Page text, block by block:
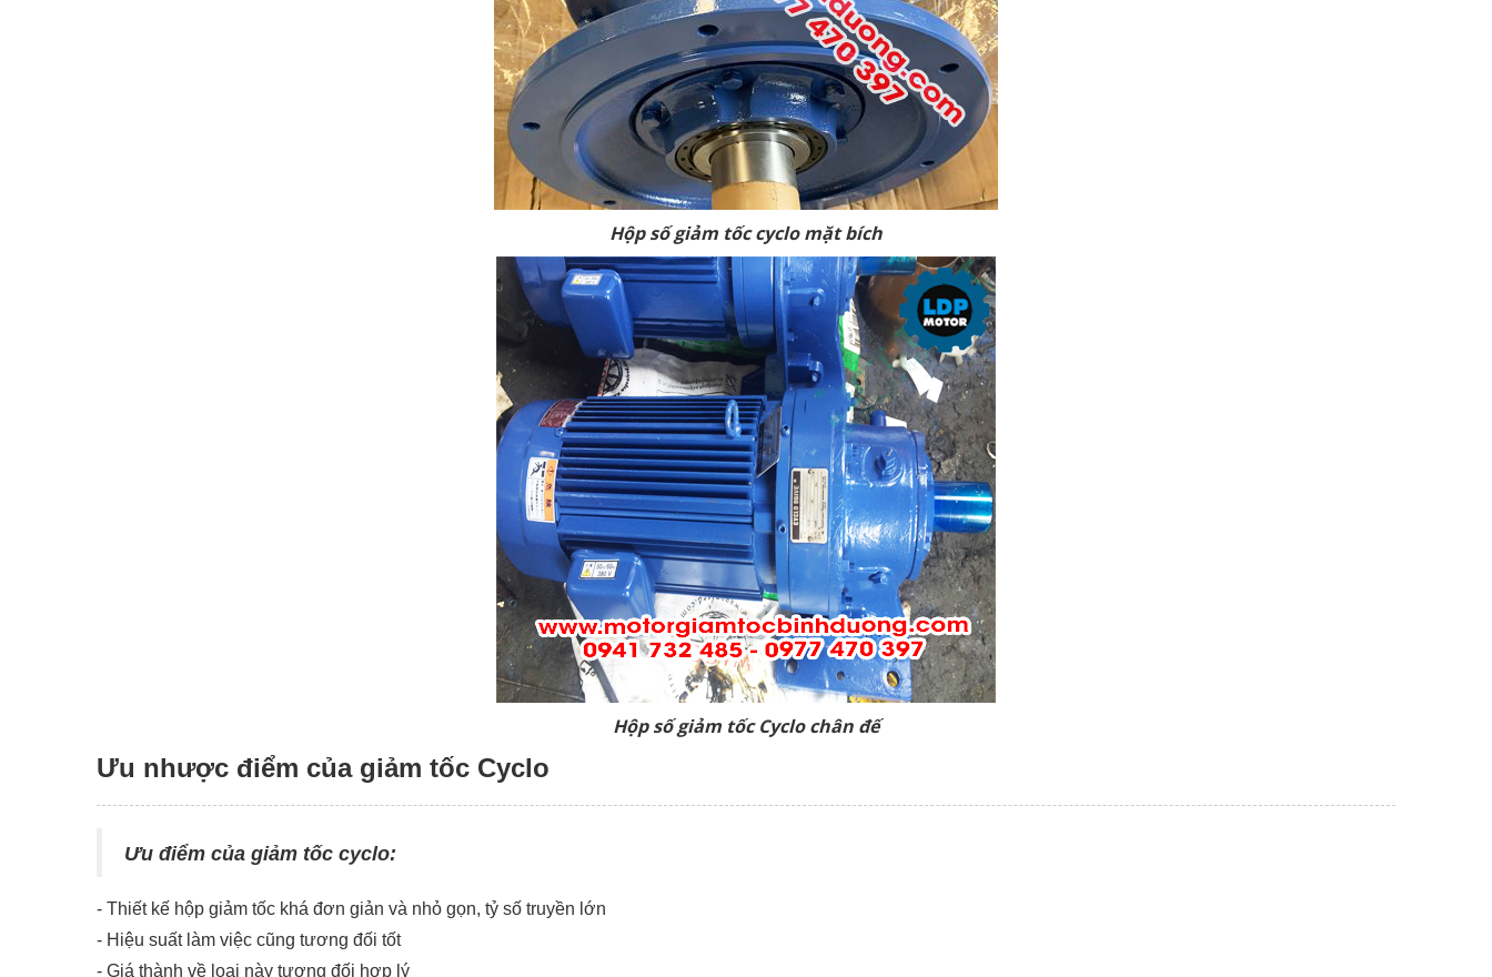
Hộp số giảm tốc cyclo mặt bích
Hộp số giảm tốc Cyclo chân đế
Ưu nhược điểm của giảm tốc Cyclo
Ưu điểm của giảm tốc cyclo:
- Thiết kế hộp giảm tốc khá đơn giản và nhỏ gọn, tỷ số truyền lớn
- Hiệu suất làm việc cũng tương đối tốt
- Giá thành về loại này tương đối hợp lý